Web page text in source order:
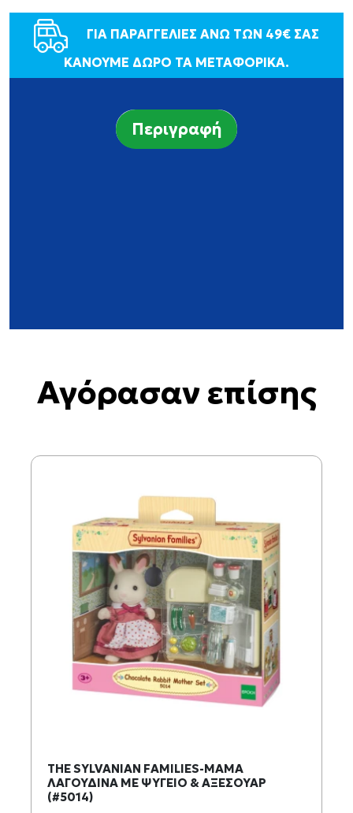
ΓΙΑ ΠΑΡΑΓΓΕΛΙΕΣ ΑΝΩ ΤΩΝ 49€ ΣΑΣ
ΚΑΝΟΥΜΕ ΔΩΡΟ ΤΑ ΜΕΤΑΦΟΡΙΚΑ.
Περιγραφή
Αγόρασαν επίσης
THE SYLVANIAN FAMILIES-ΜΑΜΑ
ΛΑΓΟΥΔΙΝΑ ΜΕ ΨΥΓΕΙΟ & ΑΞΕΣΟΥΑΡ
(#5014)